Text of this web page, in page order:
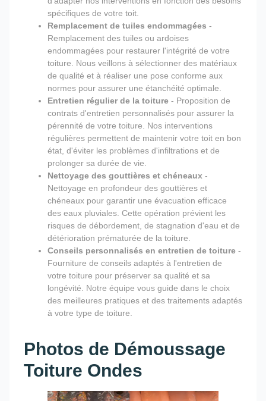
spécifiques de votre toit.
Remplacement de tuiles endommagées -
Remplacement des tuiles ou ardoises
endommagées pour restaurer l'intégrité de votre
toiture. Nous veillons à sélectionner des matériaux
de qualité et à réaliser une pose conforme aux
normes pour assurer une étanchéité optimale.
Entretien régulier de la toiture - Proposition de
contrats d'entretien personnalisés pour assurer la
pérennité de votre toiture. Nos interventions
régulières permettent de maintenir votre toit en bon
état, d'éviter les problèmes d'infiltrations et de
prolonger sa durée de vie.
Nettoyage des gouttières et chéneaux -
Nettoyage en profondeur des gouttières et
chéneaux pour garantir une évacuation efficace
des eaux pluviales. Cette opération prévient les
risques de débordement, de stagnation d'eau et de
détérioration prématurée de la toiture.
Conseils personnalisés en entretien de toiture -
Fourniture de conseils adaptés à l'entretien de
votre toiture pour préserver sa qualité et sa
longévité. Notre équipe vous guide dans le choix
des meilleures pratiques et des traitements adaptés
à votre type de toiture.
Photos de Démoussage
Toiture Ondes